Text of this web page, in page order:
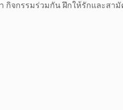
จกรรมร่วมกัน ฝึกให้รักและสามั